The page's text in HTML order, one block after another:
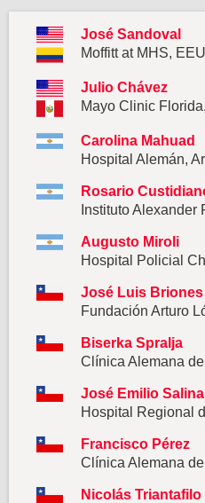
José Sandoval
Moffitt at MHS,
Julio Chávez
Mayo Clinic
Carolina Mahuad
Hospital Alemán,
Rosario
Instituto Alexander
Augusto Miroli
Hospital Policial
José Luis Briones
Fundación Arturo
Biserka Spralja
Clínica Alemana
José Emilio
Hospital Regional
Francisco Pérez
Clínica Alemana
Nicolás Triantafilo